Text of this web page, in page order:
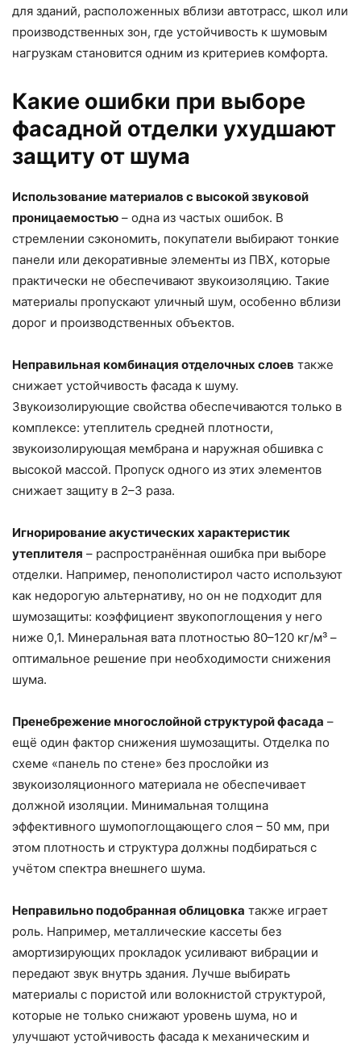
для зданий, расположенных вблизи автотрасс, школ или
производственных зон, где устойчивость к шумовым
нагрузкам становится одним из критериев комфорта.
Какие ошибки при выборе
фасадной отделки ухудшают
защиту от шума
Использование материалов с высокой звуковой
проницаемостью – одна из частых ошибок. В
стремлении сэкономить, покупатели выбирают тонкие
панели или декоративные элементы из ПВХ, которые
практически не обеспечивают звукоизоляцию. Такие
материалы пропускают уличный шум, особенно вблизи
дорог и производственных объектов.
Неправильная комбинация отделочных слоев также
снижает устойчивость фасада к шуму.
Звукоизолирующие свойства обеспечиваются только в
комплексе: утеплитель средней плотности,
звукоизолирующая мембрана и наружная обшивка с
высокой массой. Пропуск одного из этих элементов
снижает защиту в 2–3 раза.
Игнорирование акустических характеристик
утеплителя – распространённая ошибка при выборе
отделки. Например, пенополистирол часто используют
как недорогую альтернативу, но он не подходит для
шумозащиты: коэффициент звукопоглощения у него
ниже 0,1. Минеральная вата плотностью 80–120 кг/м³ –
оптимальное решение при необходимости снижения
шума.
Пренебрежение многослойной структурой фасада –
ещё один фактор снижения шумозащиты. Отделка по
схеме «панель по стене» без прослойки из
звукоизоляционного материала не обеспечивает
должной изоляции. Минимальная толщина
эффективного шумопоглощающего слоя – 50 мм, при
этом плотность и структура должны подбираться с
учётом спектра внешнего шума.
Неправильно подобранная облицовка также играет
роль. Например, металлические кассеты без
амортизирующих прокладок усиливают вибрации и
передают звук внутрь здания. Лучше выбирать
материалы с пористой или волокнистой структурой,
которые не только снижают уровень шума, но и
улучшают устойчивость фасада к механическим и